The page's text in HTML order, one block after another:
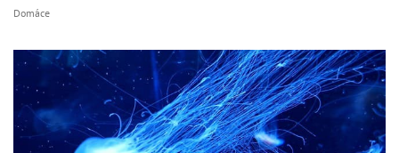
Domáce